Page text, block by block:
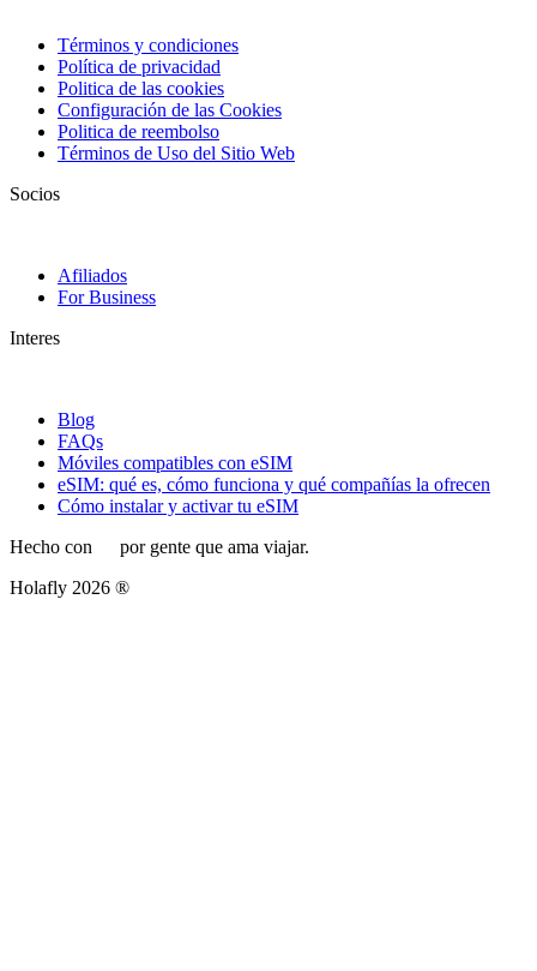
Términos y condiciones
Política de privacidad
Politica de las cookies
Configuración de las Cookies
Politica de reembolso
Términos de Uso del Sitio Web
Socios
Afiliados
For Business
Interes
Blog
FAQs
Móviles compatibles con eSIM
eSIM: qué es, cómo funciona y qué compañías la ofrecen
Cómo instalar y activar tu eSIM
Hecho con
por gente que ama viajar.
Holafly 2026 ®